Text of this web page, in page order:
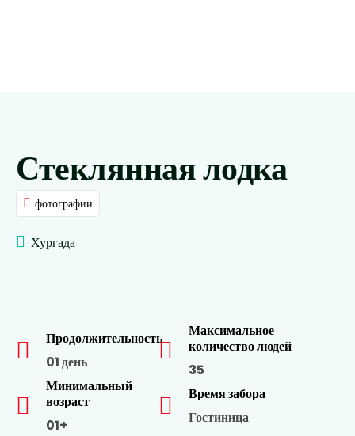
Стеклянная лодка
фотографии
Хургада
Продолжительность
01 день
Максимальное
количество людей
35
Минимальный
возраст
01+
Время забора
Гостиница